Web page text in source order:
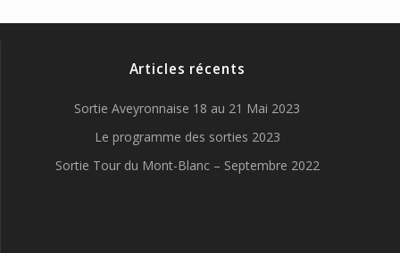
Articles récents
Sortie Aveyronnaise 18 au 21 Mai 2023
Le programme des sorties 2023
Sortie Tour du Mont-Blanc – Septembre 2022